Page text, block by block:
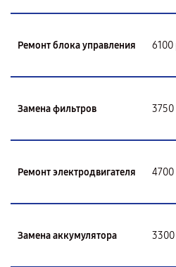
Ремонт блока управления 6100
Замена фильтров 3750
Ремонт электродвигателя 4700
Замена аккумулятора 3300